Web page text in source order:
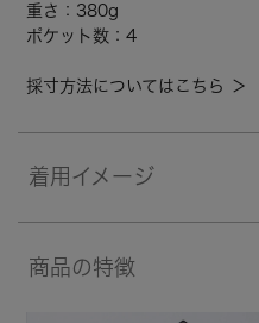
重さ：380g
ポケット数：4
採寸方法についてはこちら ＞
着用イメージ
商品の特徴